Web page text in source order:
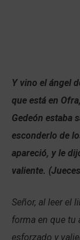
Y vino el ángel
que está en
Gedeón estaba
esconderlo de
apareció, y le
valiente.
Señor, al leer el
forma en que tu
esforzado y